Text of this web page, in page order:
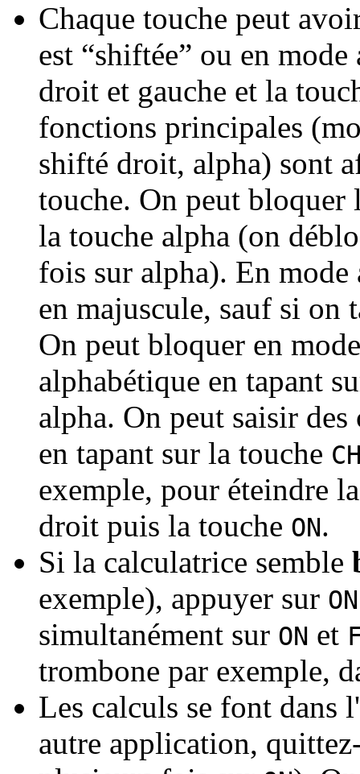
Chaque touche peut
est “shiftée” ou en
droit et gauche et la
fonctions principales
shifté droit, alpha) sont
touche. On peut bloquer
la touche alpha (on
fois sur alpha). En mode
en majuscule, sauf si on
On peut bloquer en
alphabétique en tapant
alpha. On peut saisir des
en tapant sur la touche
exemple, pour éteindre
droit puis la touche ON.
Si la calculatrice semble
exemple), appuyer sur ON
simultanément sur ON et
trombone par exemple,
Les calculs se font dans
autre application,